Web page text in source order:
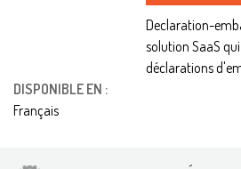
Declaration-
solution SaaS
déclarations
DISPONIBLE EN :
Français